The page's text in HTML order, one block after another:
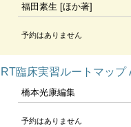
福田素生 [ほか著]
予約はありません
RT臨床実習ルートマッ
橋本光康編集
予約はありません